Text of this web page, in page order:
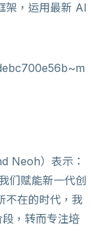
架，运用最新 AI
Neoh）表示：
们赋能新一代创
不在的时代，我
，转而专注培